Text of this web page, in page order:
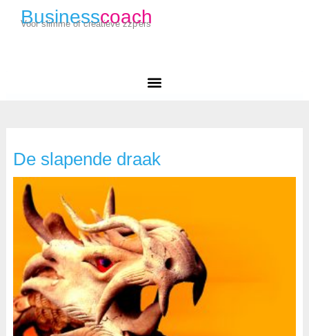
Businesscoach
Voor slimme of creatieve zzp'ers
De slapende draak